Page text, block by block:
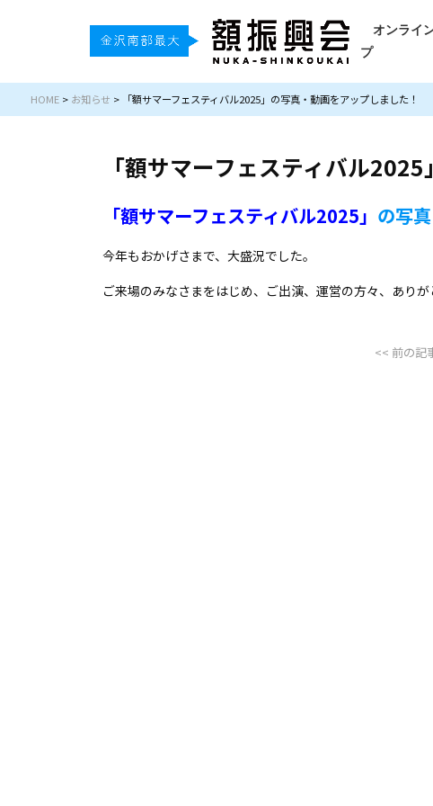
オンライ
プ
HOME> お知らせ > 「額サマーフェスティバル2025」の写真・動画をアップしました！
「額サマーフェスティバル
「額サマーフェスティバル2025」 の写
今年もおかげさまで、大盛況でした。
ご来場のみなさまをはじめ、ご出演、運営の方々、ありが
<< 前の記